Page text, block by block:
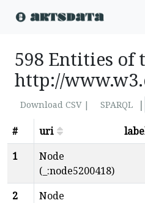
598 Entities of
http://
Download CSV | SPARQL
|
#
uri
1
Node
(_:node5200418)
2
Node